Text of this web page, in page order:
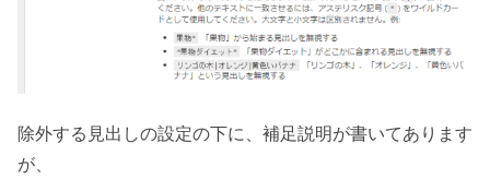
除外する見出しの設定の下に、補足説明が書いてあります
が、